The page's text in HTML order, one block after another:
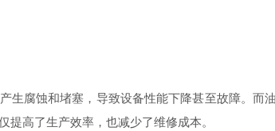
腐蚀和堵塞，导致设备性能下降甚至故障。而
提高了生产效率，也减少了维修成本。